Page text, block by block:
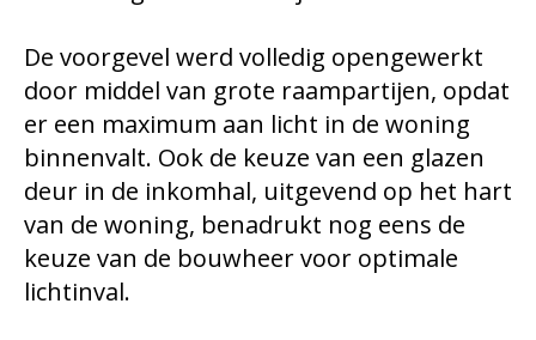
De voorgevel werd volledig opengewerkt
door middel van grote raampartijen, opdat
er een maximum aan licht in de woning
binnenvalt. Ook de keuze van een glazen
deur in de inkomhal, uitgevend op het hart
van de woning, benadrukt nog eens de
keuze van de bouwheer voor optimale
lichtinval.